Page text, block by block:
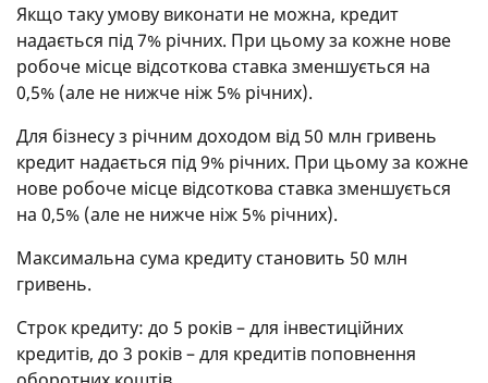
Якщо таку умову виконати не можна, кредит
надається під 7% річних. При цьому за кожне нове
робоче місце відсоткова ставка зменшується на
0,5% (але не нижче ніж 5% річних).
Для бізнесу з річним доходом від 50 млн гривень
кредит надається під 9% річних. При цьому за кожне
нове робоче місце відсоткова ставка зменшується
на 0,5% (але не нижче ніж 5% річних).
Максимальна сума кредиту становить 50 млн
гривень.
Строк кредиту: до 5 років – для інвестиційних
кредитів, до 3 років – для кредитів поповнення